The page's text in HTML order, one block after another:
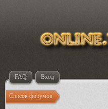
FAQ Вход
Список форумов